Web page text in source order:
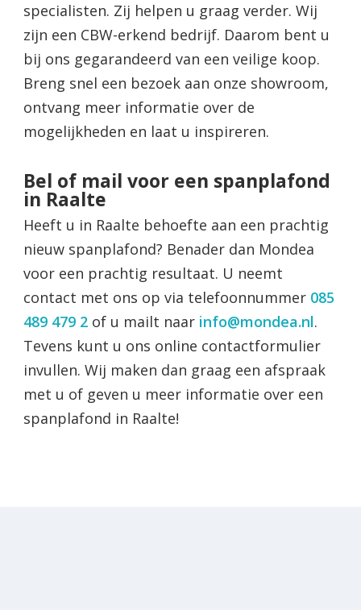
specialisten. Zij helpen u graag verder. Wij
zijn een CBW-erkend bedrijf. Daarom bent u
bij ons gegarandeerd van een veilige koop.
Breng snel een bezoek aan onze showroom,
ontvang meer informatie over de
mogelijkheden en laat u inspireren.
Bel of mail voor een spanplafond
in Raalte
Heeft u in Raalte behoefte aan een prachtig
nieuw spanplafond? Benader dan Mondea
voor een prachtig resultaat. U neemt
contact met ons op via telefoonnummer 085
489 479 2 of u mailt naar info@mondea.nl.
Tevens kunt u ons online contactformulier
invullen. Wij maken dan graag een afspraak
met u of geven u meer informatie over een
spanplafond in Raalte!